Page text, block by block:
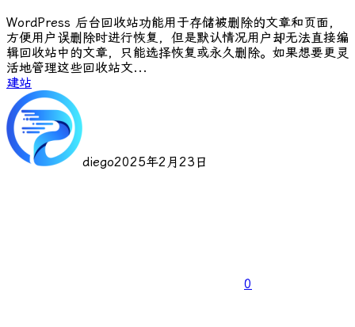
WordPress 后台回收站功能用于存储被删除的文章和页面，
方便用户误删除时进行恢复，但是默认情况用户却无法直接编
辑回收站中的文章，只能选择恢复或永久删除。如果想要更灵
活地管理这些回收站文...
建站
diego2025年2月23日
0